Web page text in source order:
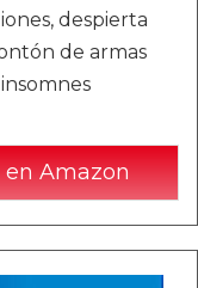
despierta
de armas
Amazon